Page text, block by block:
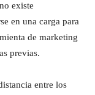
existe
en una carga para
de marketing
previas.
entre los